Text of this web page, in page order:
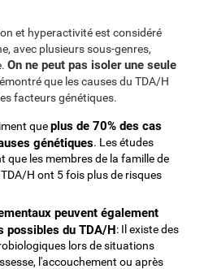
et hyperactivité est considéré
avec plusieurs sous-genres,
On ne peut pas isoler une seule
que les causes du TDA/H
facteurs génétiques.
queplus de 70% des cas
génétiques. Les études
que les membres de la famille de
H ont 5 fois plus de risques
peuvent également
possibles du TDA/H: Il existe des
lors de situations
l'accouchement ou après